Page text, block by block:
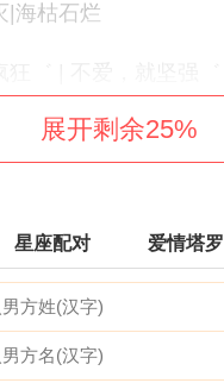
|海枯石烂
养は | は情┟の給养
他的夢
起 | 感情い输不起
寞 | 戒不掉，思念
展开剩余25%
星座配对 爱情塔罗